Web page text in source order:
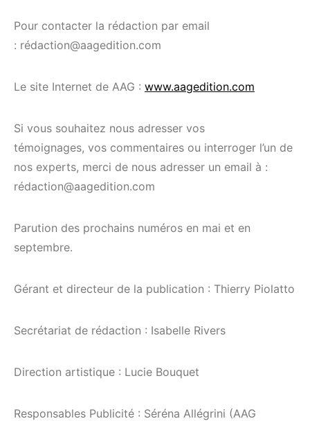
Pour contacter la rédaction par email
: rédaction@aagedition.com
Le site Internet de AAG : www.aagedition.com
Si vous souhaitez nous adresser vos
témoignages, vos commentaires ou interroger l’un de
nos experts, merci de nous adresser un email à :
rédaction@aagedition.com
Parution des prochains numéros en mai et en
septembre.
Gérant et directeur de la publication : Thierry Piolatto
Secrétariat de rédaction : Isabelle Rivers
Direction artistique : Lucie Bouquet
Responsables Publicité : Séréna Allégrini (AAG